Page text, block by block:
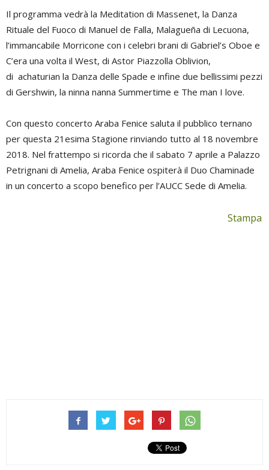
Il programma vedrà la Meditation di Massenet, la Danza
Rituale del Fuoco di Manuel de Falla, Malagueña di Lecuona,
l’immancabile Morricone con i celebri brani di Gabriel’s Oboe e
C’era una volta il West, di Astor Piazzolla Oblivion,
di achaturian la Danza delle Spade e infine due bellissimi pezzi
di Gershwin, la ninna nanna Summertime e The man I love.
Con questo concerto Araba Fenice saluta il pubblico ternano
per questa 21esima Stagione rinviando tutto al 18 novembre
2018. Nel frattempo si ricorda che il sabato 7 aprile a Palazzo
Petrignani di Amelia, Araba Fenice ospiterà il Duo Chaminade
in un concerto a scopo benefico per l’AUCC Sede di Amelia.
Stampa